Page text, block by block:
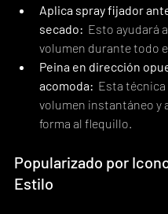
Aplica spray fijador
secado:
Esto ayudará
volumen durante todo
Peina en dirección
acomoda:
Esta técnica
volumen instantáneo y
forma al flequillo.
Popularizado por
Estilo